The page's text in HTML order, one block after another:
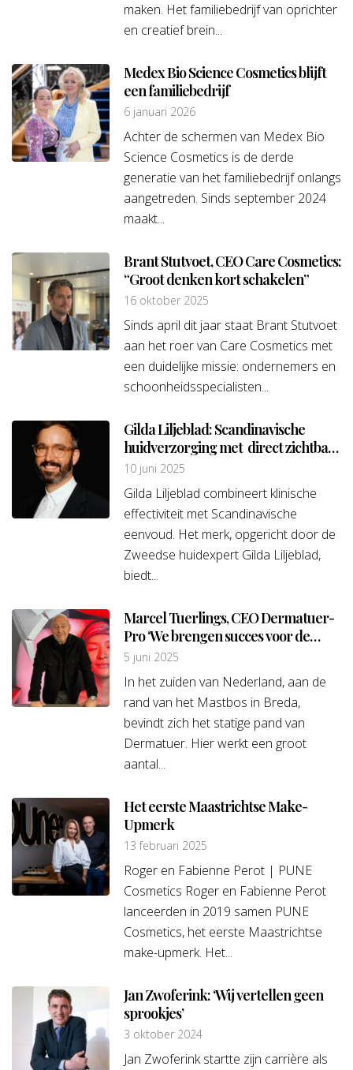
maken. Het familiebedrijf van oprichter
en creatief brein...
Medex Bio Science Cosmetics blijft
een familiebedrijf
6 januari 2026
Achter de schermen van Medex Bio
Science Cosmetics is de derde
generatie van het familiebedrijf onlangs
aangetreden. Sinds september 2024
maakt...
Brant Stutvoet, CEO Care Cosmetics:
“Groot denken kort schakelen”
16 oktober 2025
Sinds april dit jaar staat Brant Stutvoet
aan het roer van Care Cosmetics met
een duidelijke missie: ondernemers en
schoonheidsspecialisten...
Gilda Liljeblad: Scandinavische
huidverzorging met direct zichtbaar
resultaat
10 juni 2025
Gilda Liljeblad combineert klinische
effectiviteit met Scandinavische
eenvoud. Het merk, opgericht door de
Zweedse huidexpert Gilda Liljeblad,
biedt...
Marcel Tuerlings, CEO Dermatuer-
Pro ‘We brengen succes voor de
ondernemer die met ons werkt’
5 juni 2025
In het zuiden van Nederland, aan de
rand van het Mastbos in Breda,
bevindt zich het statige pand van
Dermatuer. Hier werkt een groot
aantal...
Het eerste Maastrichtse Make-
Upmerk
13 februari 2025
Roger en Fabienne Perot | PUNE
Cosmetics Roger en Fabienne Perot
lanceerden in 2019 samen PUNE
Cosmetics, het eerste Maastrichtse
make-upmerk. Het...
Jan Zwoferink: ‘Wij vertellen geen
sprookjes’
3 oktober 2024
Jan Zwoferink startte zijn carrière als